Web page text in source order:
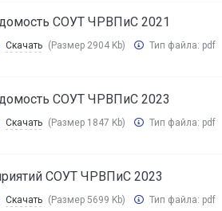
СОУТ ЧРВПиС 2021
Скачать (Размер 2904 Kb) Тип файла: pdf
СОУТ ЧРВПиС 2023
Скачать (Размер 1847 Kb) Тип файла: pdf
СОУТ ЧРВПиС 2023
Скачать (Размер 5699 Kb) Тип файла: pdf